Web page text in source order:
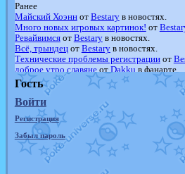
Ранее
Майский Хоэннот Bestaryв новостях.
Много новых игровых картинок! от
Ревайвимсяот Bestaryв новостях.
Всё, трындецот Bestaryв новостях.
Технические проблемы регистрацииот
доброе утро славянеот Dakku в фанарте.
Йолда и МимикьюотMavisNyanCatв
Недовольный котомангуст
в
The Dark Wishmaker
отRandomon
шадоу спиритомб
отilovearceus
в фанарте.
траббишотilovearceusв фанарте.
Raging BoltотGraceDaFox
Shadow mismagiusотJOK_julia
в фанарте.
художникот vicavicaв фанарте.
Гость
Войти
Регистрация
Забыл пароль